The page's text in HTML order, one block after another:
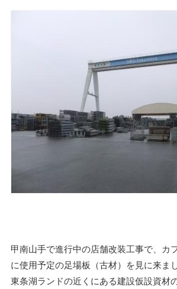
甲南山手で進行中の店舗改装工事で、カ
に使用予定の足場板（古材）を見に来まし
東条湖ランドの近くにある建設仮設資材